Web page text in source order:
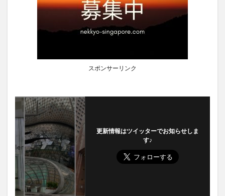
スポンサーリンク
更新情報はツイッターでお知らせしま
す♪